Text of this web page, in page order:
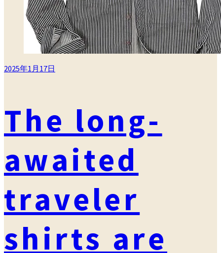
2025年1月17日
The long-
awaited
traveler
shirts are